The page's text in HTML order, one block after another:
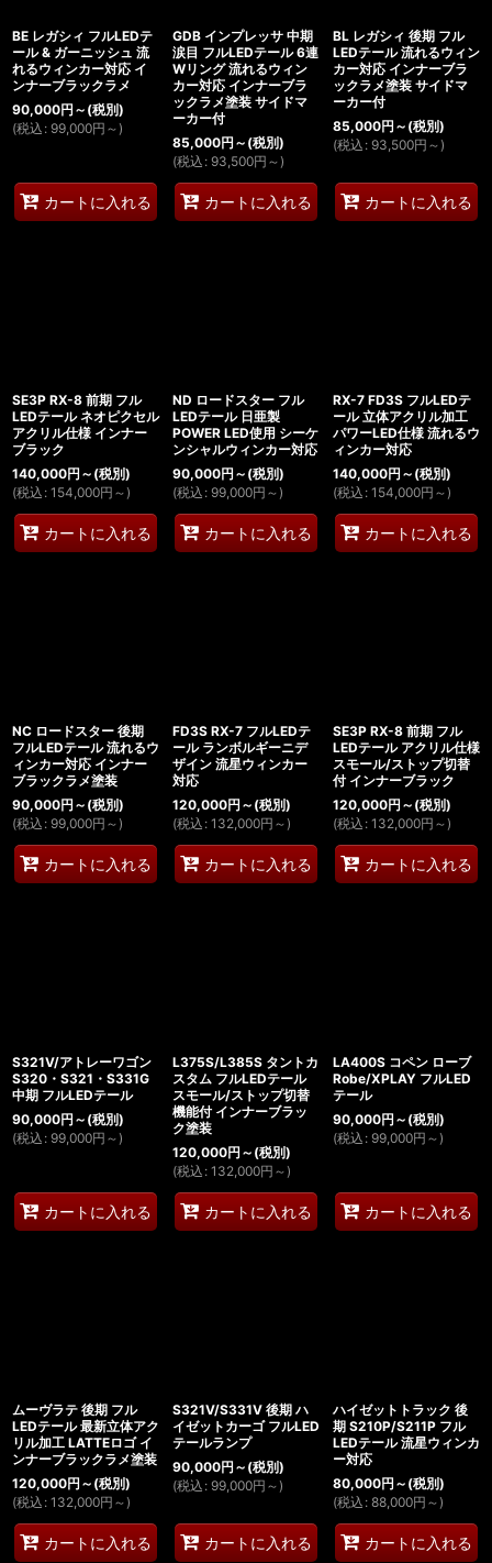
BE レガシィ フルLEDテ
ール & ガーニッシュ 流
れるウィンカー対応 イ
ンナーブラックラメ
90,000円 ～ (税別)
(税込 : 99,000円 ～)
カートに入れる
GDB インプレッサ 中期
涙目 フルLEDテール 6連
Wリング 流れるウィン
カー対応 インナーブラ
ックラメ塗装 サイドマ
ーカー付
85,000円 ～ (税別)
(税込 : 93,500円 ～)
カートに入れる
BL レガシィ 後期 フル
LEDテール 流れるウィン
カー対応 インナーブラ
ックラメ塗装 サイドマ
ーカー付
85,000円 ～ (税別)
(税込 : 93,500円 ～)
カートに入れる
SE3P RX-8 前期 フル
LEDテール ネオピクセル
アクリル仕様 インナー
ブラック
140,000円 ～ (税別)
(税込 : 154,000円 ～)
カートに入れる
ND ロードスター フル
LEDテール 日亜製
POWER LED使用 シーケ
ンシャルウィンカー対応
90,000円 ～ (税別)
(税込 : 99,000円 ～)
カートに入れる
RX-7 FD3S フルLEDテ
ール 立体アクリル加工
パワーLED仕様 流れるウ
ィンカー対応
140,000円 ～ (税別)
(税込 : 154,000円 ～)
カートに入れる
NC ロードスター 後期
フルLEDテール 流れるウ
ィンカー対応 インナー
ブラックラメ塗装
90,000円 ～ (税別)
(税込 : 99,000円 ～)
カートに入れる
FD3S RX-7 フルLEDテ
ール ランボルギーニデ
ザイン 流星ウィンカー
対応
120,000円 ～ (税別)
(税込 : 132,000円 ～)
カートに入れる
SE3P RX-8 前期 フル
LEDテール アクリル仕様
スモール/ストップ切替
付 インナーブラック
120,000円 ～ (税別)
(税込 : 132,000円 ～)
カートに入れる
S321V/アトレーワゴン
S320・S321・S331G
中期 フルLEDテール
90,000円 ～ (税別)
(税込 : 99,000円 ～)
カートに入れる
L375S/L385S タントカ
スタム フルLEDテール
スモール/ストップ切替
機能付 インナーブラッ
ク塗装
120,000円 ～ (税別)
(税込 : 132,000円 ～)
カートに入れる
LA400S コペン ローブ
Robe/XPLAY フルLED
テール
90,000円 ～ (税別)
(税込 : 99,000円 ～)
カートに入れる
ムーヴラテ 後期 フル
LEDテール 最新立体アク
リル加工 LATTEロゴ イ
ンナーブラックラメ塗装
120,000円 ～ (税別)
(税込 : 132,000円 ～)
カートに入れる
S321V/S331V 後期 ハ
イゼットカーゴ フルLED
テールランプ
90,000円 ～ (税別)
(税込 : 99,000円 ～)
カートに入れる
ハイゼットトラック 後
期 S210P/S211P フル
LEDテール 流星ウィンカ
ー対応
80,000円 ～ (税別)
(税込 : 88,000円 ～)
カートに入れる